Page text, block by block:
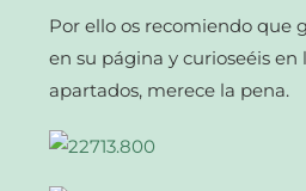
Por ello os recomiendo que
en su página y curioseéis en
apartados, merece la pena.